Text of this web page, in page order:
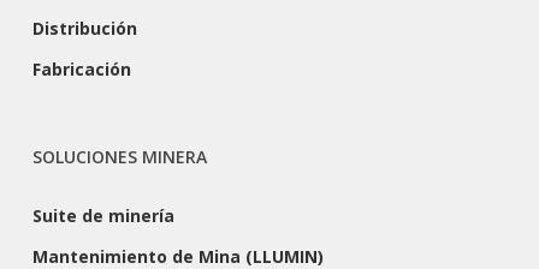
Distribución
Fabricación
SOLUCIONES MINERA
Suite de minería
Mantenimiento de Mina (LLUMIN)